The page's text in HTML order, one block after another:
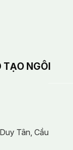
TẠO NGÔI
Tân, Cầu